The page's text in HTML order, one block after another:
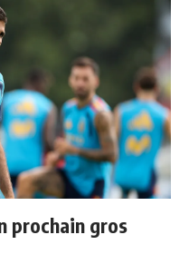
prochain gros